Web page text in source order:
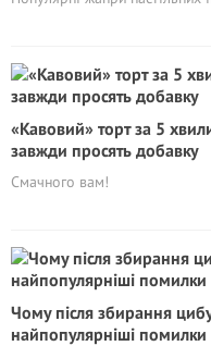
«Кавовий» торт за 5
завжди просять добавку
Смачного вам!
Чому після збирання
найпопулярніші помилки